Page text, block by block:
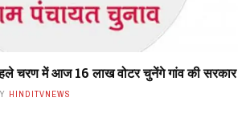
चरण में आज 16 लाख वोटर चुनेंगे गांव की सरकार
HINDITVNEWS